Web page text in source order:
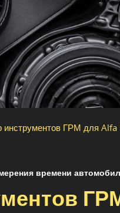
инструментов ГРМ для Alfa
времени